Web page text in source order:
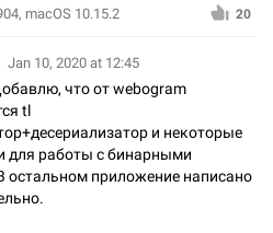
macOS 10.15.2 20
Jan 10, 2020 at 12:45
что от webogram
tl
и некоторые
для работы с бинарными
остальном приложение написано